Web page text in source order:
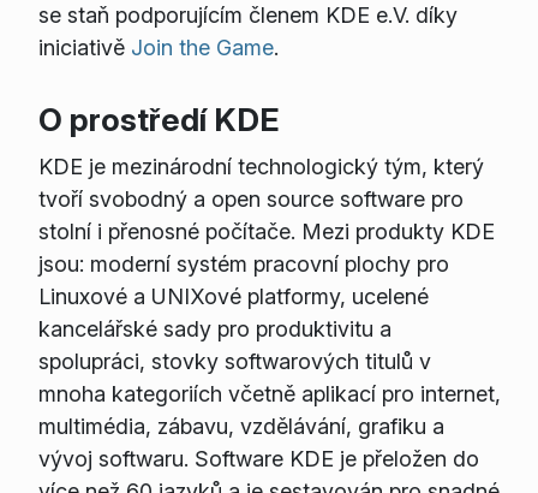
se staň podporujícím členem KDE e.V. díky
iniciativě Join the Game.
O prostředí KDE
KDE je mezinárodní technologický tým, který
tvoří svobodný a open source software pro
stolní i přenosné počítače. Mezi produkty KDE
jsou: moderní systém pracovní plochy pro
Linuxové a UNIXové platformy, ucelené
kancelářské sady pro produktivitu a
spolupráci, stovky softwarových titulů v
mnoha kategoriích včetně aplikací pro internet,
multimédia, zábavu, vzdělávání, grafiku a
vývoj softwaru. Software KDE je přeložen do